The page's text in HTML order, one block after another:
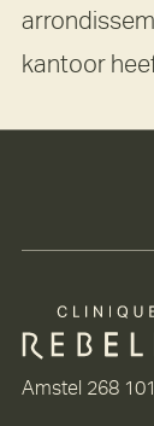
kantoor
Amstel 268